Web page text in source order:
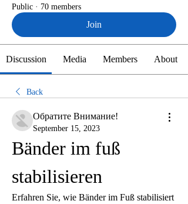
Public · 70 members
Join
Discussion Media Members About
Back
Обратите Внимание!
September 15, 2023
Bänder im fuß
stabilisieren
Erfahren Sie, wie Bänder im Fuß stabilisiert